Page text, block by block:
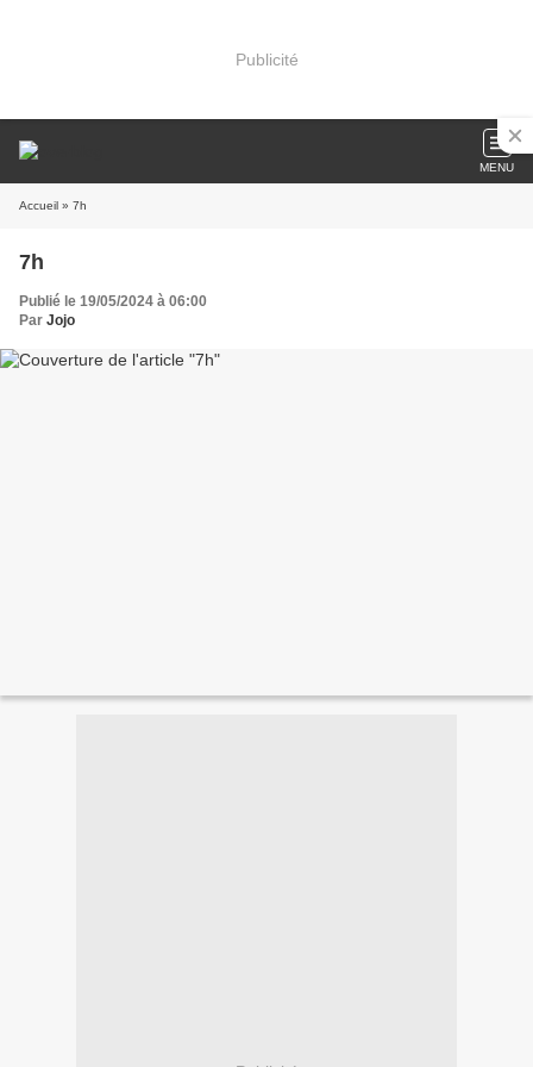
Publicité
MENU
Accueil » 7h
7h
Publié le 19/05/2024 à 06:00
Par Jojo